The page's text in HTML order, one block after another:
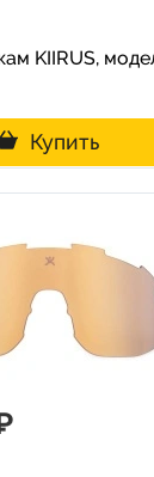
KIIRUS,
Купить